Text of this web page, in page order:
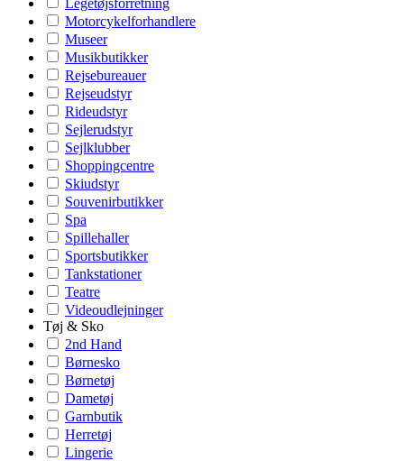
Legetøjsforretning
Motorcykelforhandlere
Museer
Musikbutikker
Rejsebureauer
Rejseudstyr
Rideudstyr
Sejlerudstyr
Sejlklubber
Shoppingcentre
Skiudstyr
Souvenirbutikker
Spa
Spillehaller
Sportsbutikker
Tankstationer
Teatre
Videoudlejninger
Tøj & Sko
2nd Hand
Børnesko
Børnetøj
Dametøj
Garnbutik
Herretøj
Lingerie